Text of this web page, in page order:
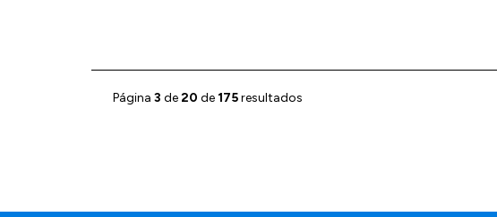
Página 3 de20 de 175resultados